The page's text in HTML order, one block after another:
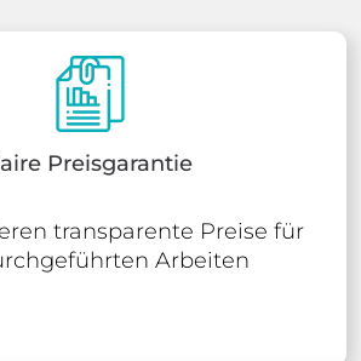
Preisgarantie
transparente Preise für
Arbeiten